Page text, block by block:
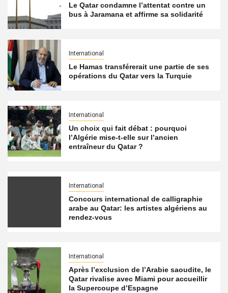
Le Qatar condamne l’attentat contre un
bus à Jaramana et affirme sa solidarité
International
Le Hamas transférerait une partie de ses
opérations du Qatar vers la Turquie
International
Un choix qui fait débat : pourquoi
l’Algérie mise-t-elle sur l’ancien
entraîneur du Qatar ?
International
Concours international de calligraphie
arabe au Qatar: les artistes algériens au
rendez-vous
International
Après l’exclusion de l’Arabie saoudite, le
Qatar rivalise avec Miami pour accueillir
la Supercoupe d’Espagne